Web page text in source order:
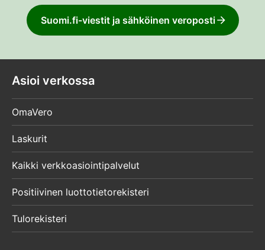
Suomi.fi-viestit ja sähköinen veroposti
Asioi verkossa
OmaVero
Laskurit
Kaikki verkkoasiointipalvelut
Positiivinen luottotietorekisteri
Tulorekisteri